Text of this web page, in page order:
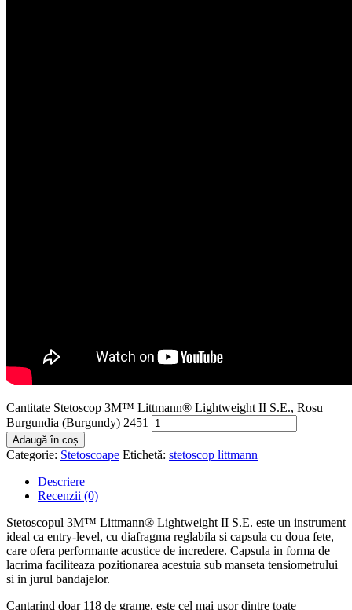
Cantitate Stetoscop 3M™ Littmann® Lightweight II S.E., Rosu
Burgundia (Burgundy) 2451
Adaugă în coș
Categorie: Stetoscoape Etichetă: stetoscop littmann
Descriere
Recenzii (0)
Stetoscopul 3M™ Littmann® Lightweight II S.E. este un instrument
ideal ca entry-level, cu diafragma reglabila si capsula cu doua fete,
care ofera performante acustice de incredere. Capsula in forma de
lacrima faciliteaza pozitionarea acestuia sub manseta tensiometrului
si in jurul bandajelor.
Cantarind doar 118 de grame, este cel mai usor dintre toate